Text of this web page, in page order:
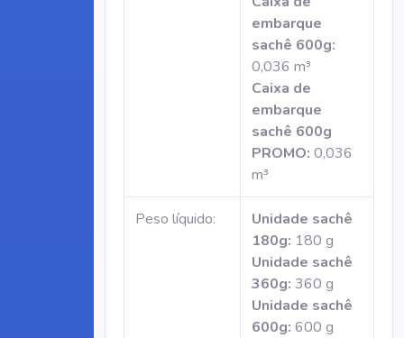
embarque
sachê 600g:
0,036 m³
Caixa de
embarque
sachê 600g
PROMO: 0,036
m³
Peso líquido:
Unidade sachê
180g: 180 g
Unidade sachê
360g: 360 g
Unidade sachê
600g: 600 g